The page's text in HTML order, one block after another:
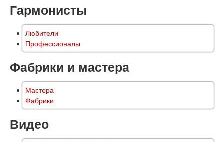
Гармонисты
Любители
Профессионалы
Фабрики и мастера
Мастера
Фабрики
Видео